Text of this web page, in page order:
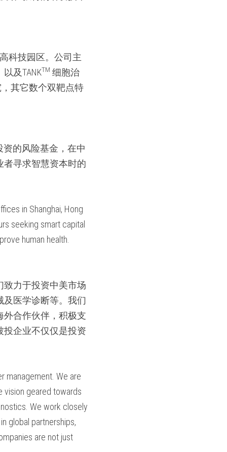
科技园区。公司主
及TANKTM 细胞治
其它数个双靶点特
资的风险基金，在中
寻求智慧资本时的
in Shanghai, Hong
seeking smart capital
human health.
致力于投资中美市场
医学诊断等。我们
合作伙伴，积极支
企业不仅仅是投资
management. We are
vision geared towards
We work closely
global partnerships,
are not just